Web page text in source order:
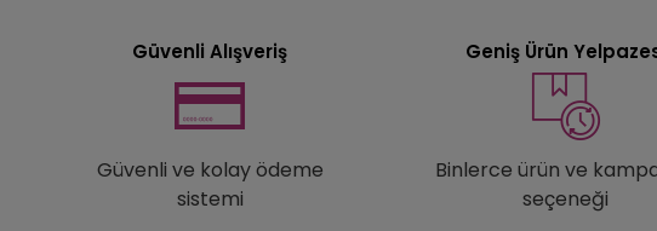
Güvenli Alışveriş
Güvenli ve kolay ödeme
sistemi
Geniş Ürün
Binlerce ürün ve
seçeneği